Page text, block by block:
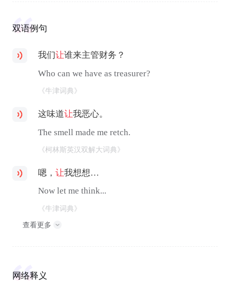
双语例句
我们让谁来主管财务？
Who can we have as treasurer?
《牛津词典》
这味道让我恶心。
The smell made me retch.
《柯林斯英汉双解大词典》
嗯，让我想想…
Now let me think...
《牛津词典》
查看更多
网络释义